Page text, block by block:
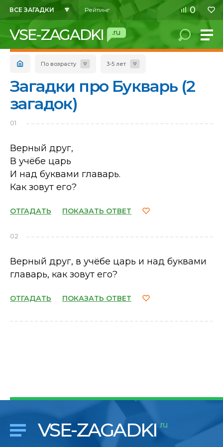
ВСЕ ЗАГАДКИ Рейтинг 0
VSE-ZAGADKI .ru
По возрасту 3-5 лет
Загадки про Букварь (2
загадок)
01
Верный друг,
В учёбе царь
И над буквами главарь.
Как зовут его?
ОТГАДАТЬ ПОКАЗАТЬ ОТВЕТ
02
Верный друг, в учёбе царь и над буквами
главарь, как зовут его?
ОТГАДАТЬ ПОКАЗАТЬ ОТВЕТ
VSE-ZAGADKI .ru